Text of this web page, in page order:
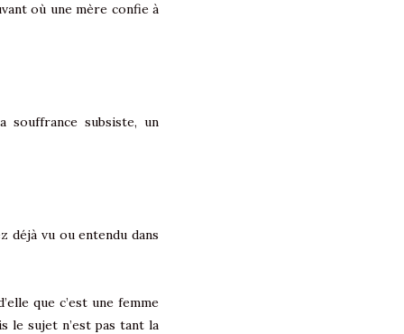
où une mère confie à
souffrance subsiste, un
déjà vu ou entendu dans
que c’est une femme
le sujet n’est pas tant la